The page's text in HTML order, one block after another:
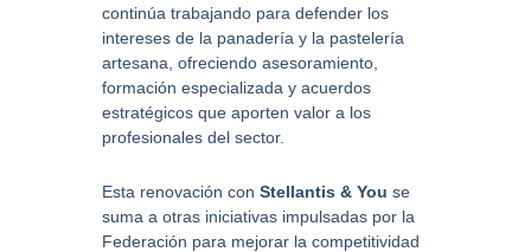
continúa trabajando para defender los
intereses de la panadería y la pastelería
artesana, ofreciendo asesoramiento,
formación especializada y acuerdos
estratégicos que aporten valor a los
profesionales del sector.
Esta renovación conStellantis & You se
suma a otras iniciativas impulsadas por la
Federación para mejorar la competitividad